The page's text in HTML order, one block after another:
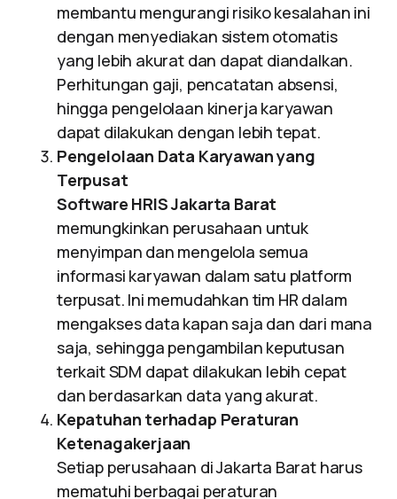
membantu mengurangi risiko kesalahan ini
dengan menyediakan sistem otomatis
yang lebih akurat dan dapat diandalkan.
Perhitungan gaji, pencatatan absensi,
hingga pengelolaan kinerja karyawan
dapat dilakukan dengan lebih tepat.
Pengelolaan Data Karyawan yang
Terpusat
Software HRIS Jakarta Barat
memungkinkan perusahaan untuk
menyimpan dan mengelola semua
informasi karyawan dalam satu platform
terpusat. Ini memudahkan tim HR dalam
mengakses data kapan saja dan dari mana
saja, sehingga pengambilan keputusan
terkait SDM dapat dilakukan lebih cepat
dan berdasarkan data yang akurat.
Kepatuhan terhadap Peraturan
Ketenagakerjaan
Setiap perusahaan di Jakarta Barat harus
mematuhi berbagai peraturan